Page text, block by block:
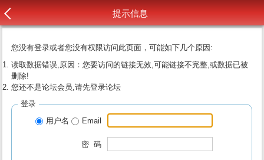
提示信息
您没有登录或者您没有权限访问此页面，可能如下几个原因:
读取数据错误,原因：您要访问的链接无效,可能链接不完整,或数据已被
删除!
您还不是论坛会员,请先登录论坛
登录
用户名
Email
密 码